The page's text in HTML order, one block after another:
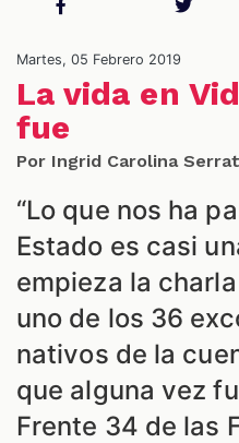
Martes, 05 Febrero 2019
La vida en
fue
Por Ingrid Carolina
“Lo que nos ha
Estado es casi
empieza la
uno de los 36
nativos de la
que alguna vez
Frente 34 de las